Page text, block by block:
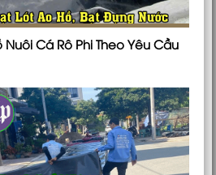
Cá Rô Phi Theo Yêu Cầu